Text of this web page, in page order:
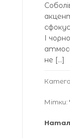
І
не […]
Мітки: